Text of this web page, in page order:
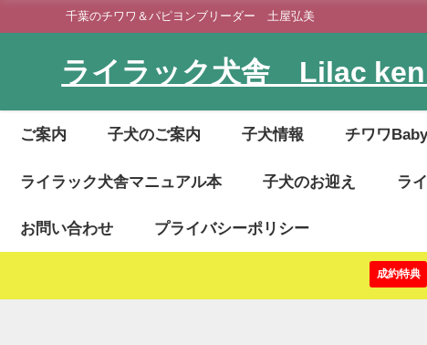
千葉のチワワ＆パピヨンブリーダー 土屋弘美
ライラック犬舎 Lilac
ご案内 子犬のご案内 子犬情報 チワワ
ライラック犬舎マニュアル本 子犬のお迎え ラ
お問い合わせ プライバシーポリシー
成約特典